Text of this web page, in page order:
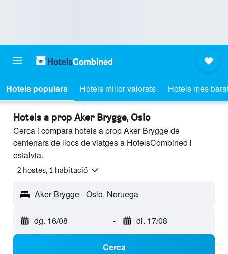
Hotels populars Hotels millor valorats Hotels més
Hotels a prop Aker Brygge, Oslo
Cerca i compara hotels a prop Aker Brygge de
centenars de llocs de viatges a HotelsCombined i
estalvia.
2 hostes, 1 habitació
Aker Brygge - Oslo, Noruega
dg. 16/08 - dl. 17/08
Cerca